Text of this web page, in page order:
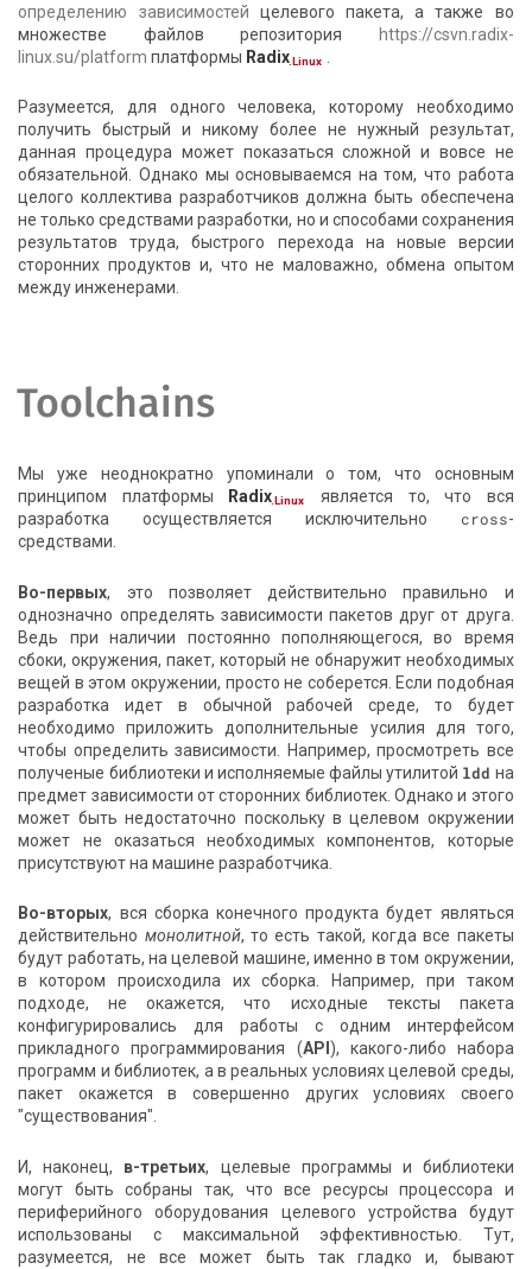
определению зависимостей целевого пакета, а также во
множестве файлов репозитория https://csvn.radix-
linux.su/platform платформы Radix.Linux
Разумеется, для одного человека, которому необходимо
получить быстрый и никому более не нужный результат,
данная процедура может показаться сложной и вовсе не
обязательной. Однако мы основываемся на том, что работа
целого коллектива разработчиков должна быть обеспечена
не только средствами разработки, но и способами сохранения
результатов труда, быстрого перехода на новые версии
сторонних продуктов и, что не маловажно, обмена опытом
между инженерами.
Toolchains
Мы уже неоднократно упоминали о том, что основным
принципом платформы
Radix.Linux
является то, что вся
разработка осуществляется исключительно cross-
средствами.
Во-первых, это позволяет действительно правильно и
однозначно определять зависимости пакетов друг от друга.
Ведь при наличии постоянно пополняющегося, во время
сбоки, окружения, пакет, который не обнаружит необходимых
вещей в этом окружении, просто не соберется. Если подобная
разработка идет в обычной рабочей среде, то будет
необходимо приложить дополнительные усилия для того,
чтобы определить зависимости. Например, просмотреть все
полученые библиотеки и исполняемые файлы утилитой ldd на
предмет зависимости от сторонних библиотек. Однако и этого
может быть недостаточно поскольку в целевом окружении
может не оказаться необходимых компонентов, которые
присутствуют на машине разработчика.
Во-вторых, вся сборка конечного продукта будет являться
действительно монолитной, то есть такой, когда все пакеты
будут работать, на целевой машине, именно в том окружении,
в котором происходила их сборка. Например, при таком
подходе, не окажется, что исходные тексты пакета
конфигурировались для работы с одним интерфейсом
прикладного программирования (API ), какого-либо набора
программ и библиотек, а в реальных условиях целевой среды,
пакет окажется в совершенно других условиях своего
"существования".
И, наконец, в-третьих, целевые программы и библиотеки
могут быть собраны так, что все ресурсы процессора и
периферийного оборудования целевого устройства будут
использованы с максимальной эффективностью. Тут,
разумеется, не все может быть так гладко и, бывают